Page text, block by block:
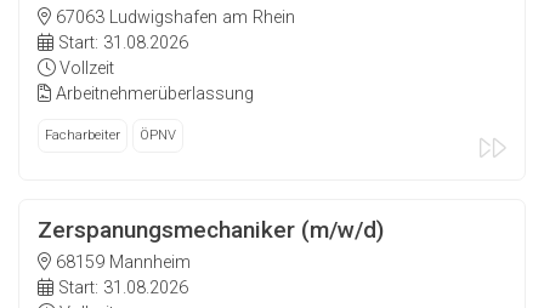
67063 Ludwigshafen am Rhein
Start: 31.08.2026
Vollzeit
Arbeitnehmerüberlassung
Facharbeiter ÖPNV
Zerspanungsmechaniker (m/w/d)
68159 Mannheim
Start: 31.08.2026